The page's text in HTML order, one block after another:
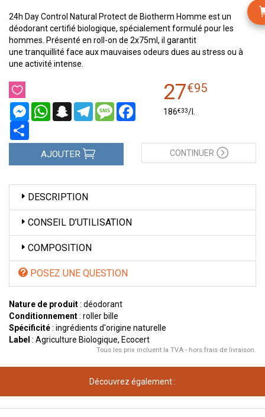
24h Day Control Natural Protect de Biotherm Homme est un
déodorant certifié biologique, spécialement formulé pour les
hommes. Présenté en roll-on de 2x75ml, il garantit
une tranquillité face aux mauvaises odeurs dues au stress ou à
une activité intense.
MessengerWhatsAppSnapchatTelegramMessageFacebook
27€95
186€33/
AJOUTER CONTINUER
DESCRIPTION
CONSEIL D’UTILISATION
COMPOSITION
POSEZ UNE QUESTION
Nature de produit: déodorant
Conditionnement: roller bille
Spécificité: ingrédients d'origine naturelle
Label : Agriculture Biologique, Ecocert
Tous les prix incluent la TVA - hors frais de livraison.
Découvrez également :